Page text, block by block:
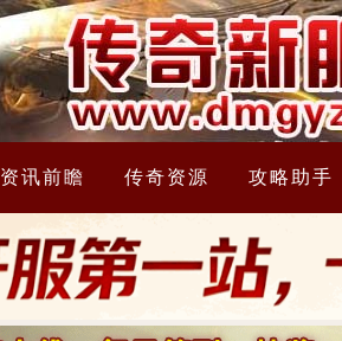
资讯前瞻 传奇资源 攻略助手